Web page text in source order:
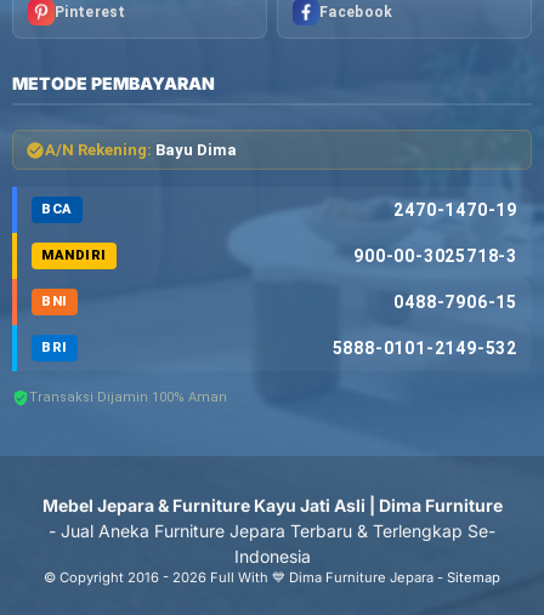
Pinterest Facebook
METODE PEMBAYARAN
A/N Rekening: Bayu Dima
BCA 2470-1470-19
MANDIRI 900-00-3025718-3
BNI 0488-7906-15
BRI 5888-0101-2149-532
Transaksi Dijamin 100% Aman
Mebel Jepara & Furniture Kayu Jati Asli | Dima Furniture
- Jual Aneka Furniture Jepara Terbaru & Terlengkap Se-
Indonesia
© Copyright 2016 - 2026 Full With 💙 Dima Furniture Jepara - Sitemap